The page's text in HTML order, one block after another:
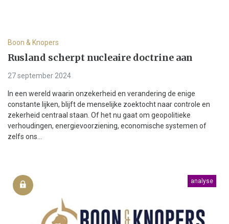
Boon & Knopers
Rusland scherpt nucleaire doctrine aan
27 september 2024
In een wereld waarin onzekerheid en verandering de enige
constante lijken, blijft de menselijke zoektocht naar controle en
zekerheid centraal staan. Of het nu gaat om geopolitieke
verhoudingen, energievoorziening, economische systemen of
zelfs ons...
analyse